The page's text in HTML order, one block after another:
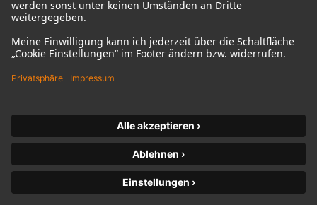
Datenschutz
AGB
Widerrufsrecht
Produktbezogener Umweltschutz
Widerruf erklären